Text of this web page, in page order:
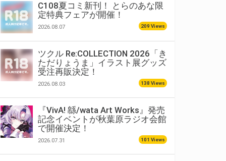
C108夏コミ新刊！ とらのあな限
定特典フェアが開催！
2026.08.07 209 Views
ツクル Re:COLLECTION 2026「き
ただりょうま」イラスト展グッズ
受注再販決定！
2026.08.03 138 Views
『VivA! 緜/wata Art Works』発売
記念イベントが秋葉原ラジオ会館
で開催決定！
2026.07.31 101 Views